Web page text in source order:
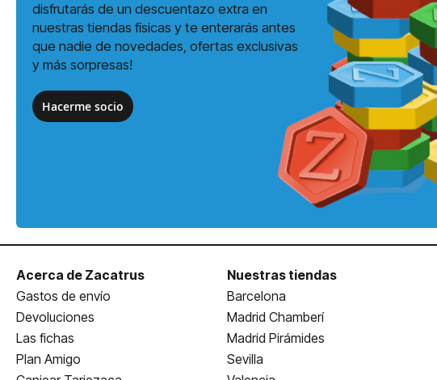
disfrutarás de un descuentazo extra en
nuestras tiendas físicas y te enterarás antes
que nadie de novedades, ofertas exclusivas
y más sorpresas!
Hacerme socio
Acerca de Zacatrus
Gastos de envío
Devoluciones
Las fichas
Plan Amigo
Nuestras tiendas
Barcelona
Madrid Chamberí
Madrid Pirámides
Sevilla